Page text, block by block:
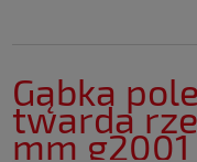
Gąbka
twarda
mm g2001